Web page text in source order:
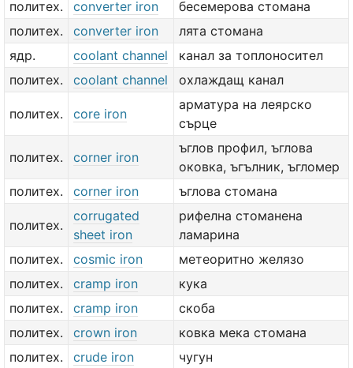
политех. converter iron
бесемерова стомана
политех.
converter iron
лята стомана
ядр.
coolant channel
канал за топлоносител
политех.
coolant channel охлаждащ канал
политех. core iron
арматура на леярско
сърце
политех. corner iron
ъглов профил, ъглова
оковка, ъгълник, ъгломер
политех.
corner iron ъглова стомана
политех.
corrugated
sheet iron
рифелна стоманена
ламарина
политех.
cosmic iron
метеоритно желязо
политех.
cramp iron
кука
политех.
cramp iron
скоба
политех.
crown iron
ковка мека стомана
политех.
crude iron
чугун